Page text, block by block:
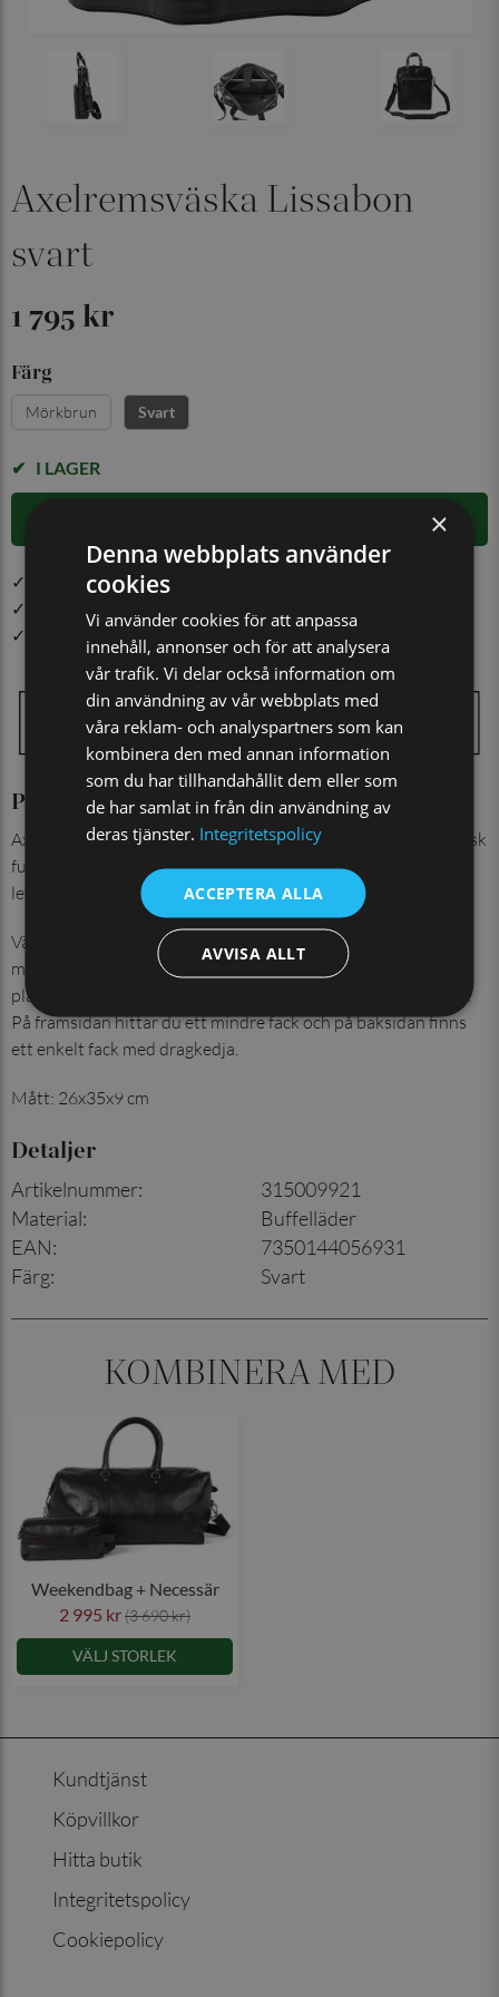
Axelremsväska Lissabon
svart
1 795 kr
Färg
Mörkbrun Svart
I LAGER
✓ Öppet köp i 30 dagar ✓ Fri frakt från 499 kr
✓ Order före kl. 12.00 på vardagar skickas samma dag
✓ Snabb leverans från vårt lager i Jönköping
Produktinformation
Axelremsväskan Lissabon är det gyllene snittet mellan praktisk
funktion och stil. Väskan är tillverkad av buffelläder och
levereras med en avtagbar axelrem.
Väskans större fack har ett separat fack för en surfplatta eller
mindre laptop. Utöver det finns skyddade fack för mobil,
plånbok och andra nödvändigheter, varav ett med dragkedja.
På framsidan hittar du ett mindre fack och på baksidan finns
ett enkelt fack med dragkedja.
Mått: 26x35x9 cm
Detaljer
Artikelnummer:
315009921
Material:
Buffelläder
EAN:
7350144056931
Färg: Svart
KOMBINERA MED
Weekendbag + Necessär
2 995 kr(3 690 kr)
VÄLJ STORLEK
Kundtjänst
Köpvillkor
Hitta butik
Integritetspolicy
Cookiepolicy
×
Denna webbplats använder
cookies
Vi använder cookies för att anpassa
innehåll, annonser och för att analysera
vår trafik. Vi delar också information om
din användning av vår webbplats med
våra reklam- och analyspartners som kan
kombinera den med annan information
som du har tillhandahållit dem eller som
de har samlat in från din användning av
deras tjänster. Integritetspolicy
ACCEPTERA ALLA
AVVISA ALLT